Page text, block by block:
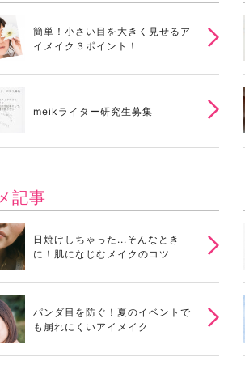
簡単！小さい目を大きく見せるア
イメイク３ポイント！
meikライター研究生募集
記事
日焼けしちゃった...そんなとき
に！肌になじむメイクのコツ
パンダ目を防ぐ！夏のイベントで
も崩れにくいアイメイク